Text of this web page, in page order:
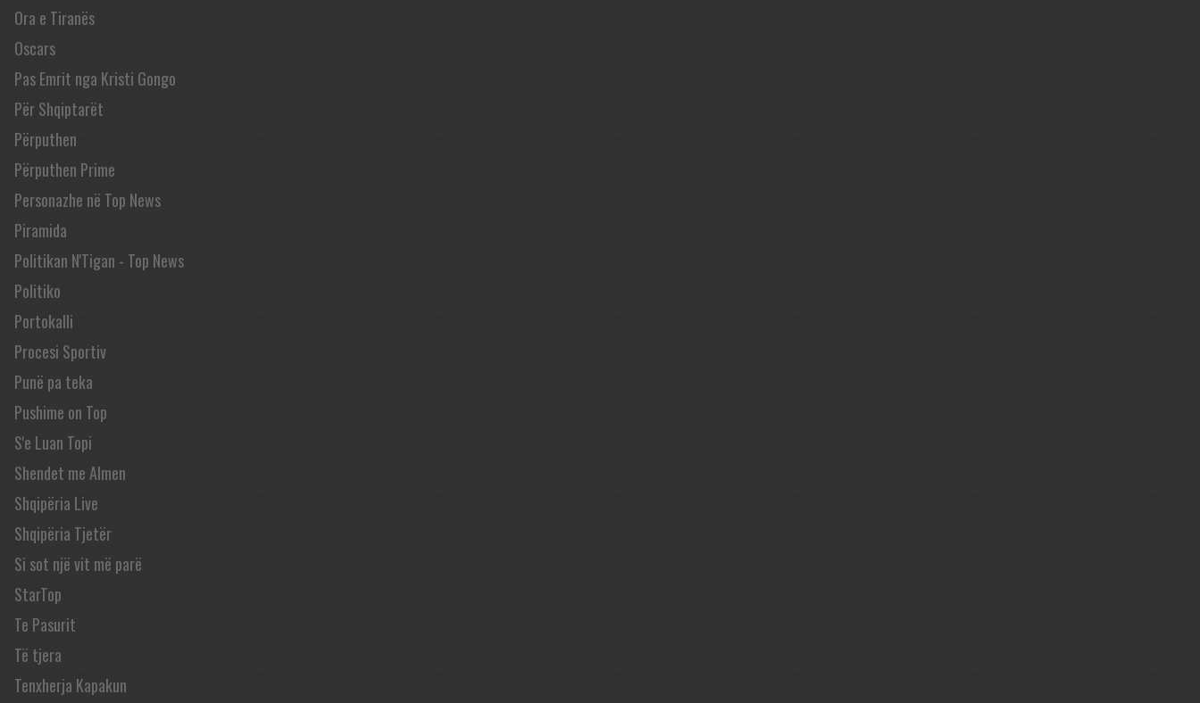
Ora e Tiranës
Oscars
Pas Emrit nga Kristi Gongo
Për Shqiptarët
Përputhen
Përputhen Prime
Personazhe në Top News
Piramida
Politikan N'Tigan - Top News
Politiko
Portokalli
Procesi Sportiv
Punë pa teka
Pushime on Top
S'e Luan Topi
Shendet me Almen
Shqipëria Live
Shqipëria Tjetër
Si sot një vit më parë
StarTop
Te Pasurit
Të tjera
Tenxherja Kapakun